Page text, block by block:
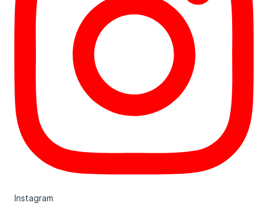
Instagram